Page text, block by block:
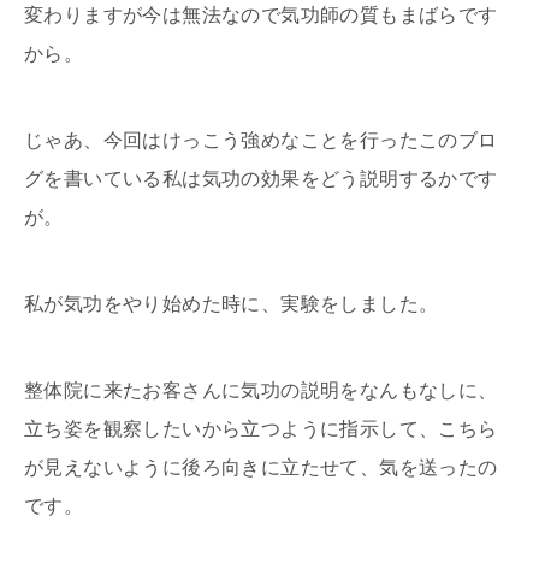
変わりますが今は無法なので気功師の質もまばらです
から。
じゃあ、今回はけっこう強めなことを行ったこのブロ
グを書いている私は気功の効果をどう説明するかです
が。
私が気功をやり始めた時に、実験をしました。
整体院に来たお客さんに気功の説明をなんもなしに、
立ち姿を観察したいから立つように指示して、こちら
が見えないように後ろ向きに立たせて、気を送ったの
です。